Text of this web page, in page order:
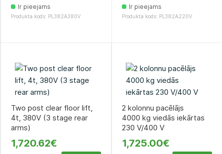
Ir pieejams
Produkta kods: PL382A380V
Ir pieejams
Produkta kods: PL382A220V
Two post clear floor lift,
4t, 380V (3 stage rear
arms)
1,720.62€
2 kolonnu pacēlājs
4000 kg viedās iekārtas
230 V/400 V
1,725.00€